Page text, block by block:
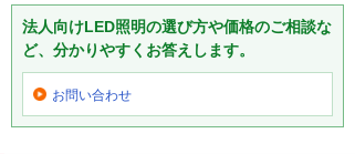
法人向けLED照明の選び方や価格のご相談な
ど、分かりやすくお答えします。
お問い合わせ